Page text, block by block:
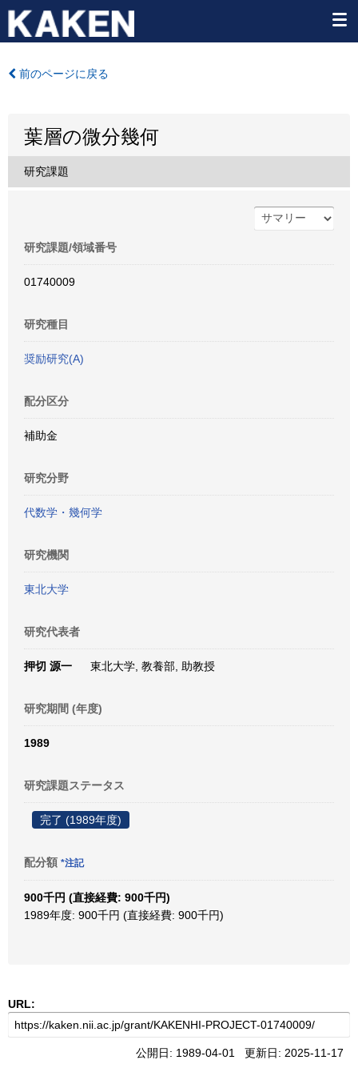
前のページに戻る
葉層の微分幾何
研究課題
研究課題/領域番号
01740009
研究種目
奨励研究(A)
配分区分
補助金
研究分野
代数学・幾何学
研究機関
東北大学
研究代表者
押切 源一 東北大学, 教養部, 助教授
研究期間 (年度)
1989
研究課題ステータス
完了 (1989年度)
配分額 *注記
900千円 (直接経費: 900千円)
1989年度: 900千円 (直接経費: 900千円)
URL:
公開日: 1989-04-01 更新日: 2025-11-17